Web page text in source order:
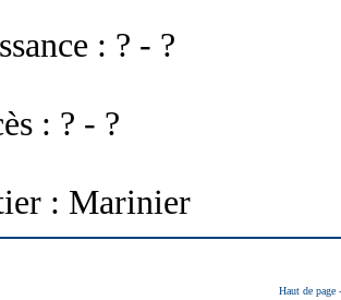
: ? - ?
: ? - ?
: Marinier
Haut de page